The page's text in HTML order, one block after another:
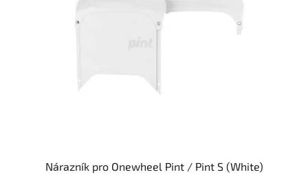
Nárazník pro Onewheel Pint / Pint S (White)